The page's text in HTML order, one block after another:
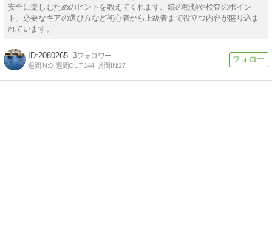
安全に楽しむためのヒントを教えてくれます。銃の種類や検査のポイン
ト、必要なギアの選び方など初心者から上級者まで役立つ内容が盛り込ま
れています。
2080265 3
週間IN:0 週間OUT:144 月間IN:27